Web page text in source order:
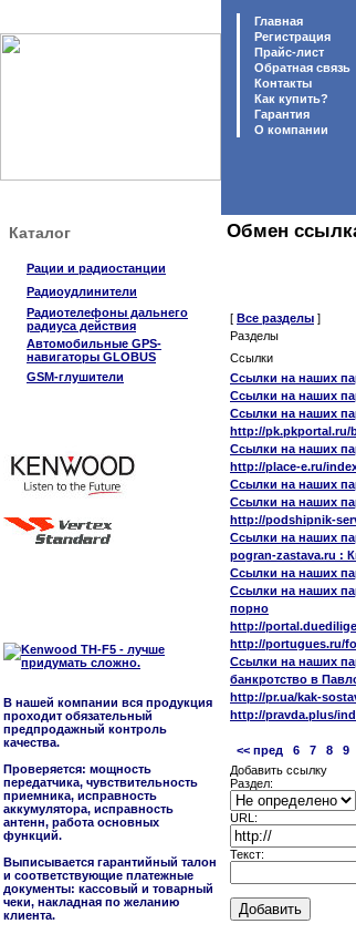
Главная
Регистрация
Прайс-лист
Обратная связь
Контакты
Как купить?
Гарантия
O компании
Каталог
Рации и радиостанции
Радиоудлинители
Радиотелефоны дальнего
радиуса действия
Автомобильные GPS-
навигаторы GLOBUS
GSM-глушители
В нашей компании вся продукция
проходит обязательный
предпродажный контроль
качества.
Проверяется: мощность
передатчика, чувствительность
приемника, исправность
аккумулятора, исправность
антенн, работа основных
функций.
Выписывается гарантийный талон
и соответствующие платежные
документы: кассовый и товарный
чеки, накладная по желанию
клиента.
Обмен
[ Все разделы ]
Разделы
Ссылки
Ссылки на наших
Ссылки на наших
Ссылки на наших
http://pk.pkportal.ru/
Ссылки на наших
http://place-e.ru/
Ссылки на наших
Ссылки на наших
http://podshipnik-
Ссылки на наших
pogran-zastava.ru :
Ссылки на наших
Ссылки на наших
порно
http://
http://portugues.ru/
Ссылки на наших
банкротство в
http://pr.ua/kak-
http://pravda.plus/
<< пред 6 7 8 9
Добавить ссылку
Раздел:
URL:
Текст: